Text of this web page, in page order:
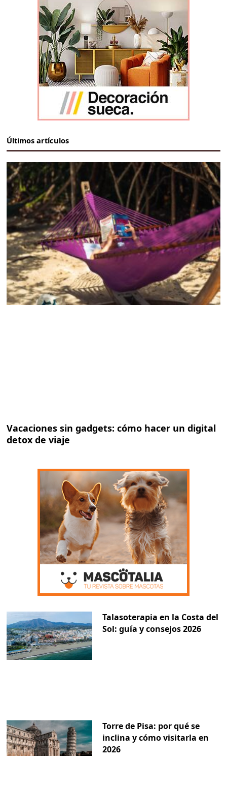
Últimos artículos
Vacaciones sin gadgets: cómo hacer un digital
detox de viaje
Talasoterapia en la Costa del
Sol: guía y consejos 2026
Torre de Pisa: por qué se
inclina y cómo visitarla en
2026